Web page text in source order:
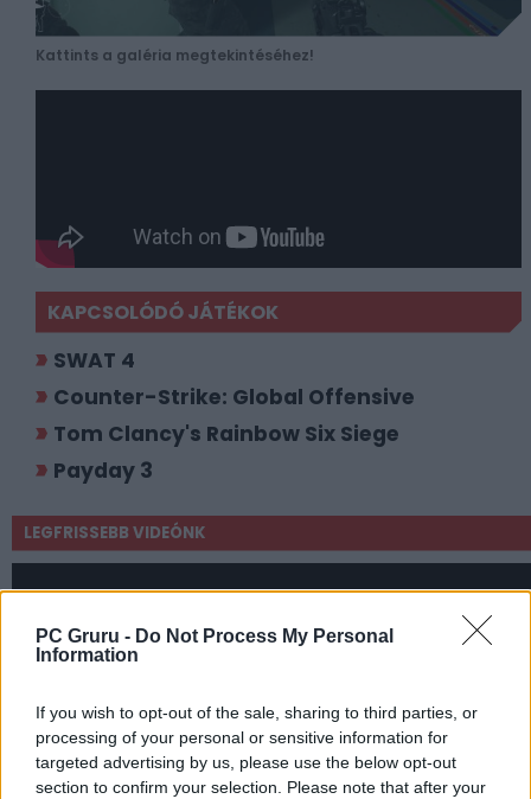
PC Gruru - Do Not Process My Personal
Information
If you wish to opt-out of the sale, sharing to third parties, or
processing of your personal or sensitive information for
targeted advertising by us, please use the below opt-out
section to confirm your selection. Please note that after your
Kattints a galéria megtekintéséhez!
KAPCSOLÓDÓ JÁTÉKOK
SWAT 4
Counter-Strike: Global Offensive
Tom Clancy's Rainbow Six Siege
Payday 3
LEGFRISSEBB VIDEÓNK